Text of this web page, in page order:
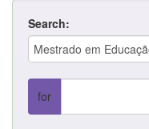
Search:
for